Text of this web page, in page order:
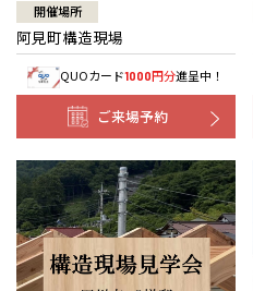
開催場所
阿見町構造現場
QUOカード1000円分進呈中！
ご来場予約